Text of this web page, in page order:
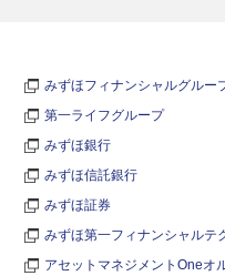
みずほフィナンシャルグルー
第一ライフグループ
みずほ銀行
みずほ信託銀行
みずほ証券
みずほ第一フィナンシャルテ
アセットマネジメントOneオ